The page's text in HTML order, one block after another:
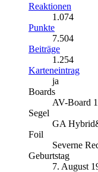
Reaktionen
1.074
Punkte
7.504
Beiträge
1.254
Karteneintrag
ja
Boards
AV-Board
Segel
GA
Foil
Severne
Geburtstag
7. August